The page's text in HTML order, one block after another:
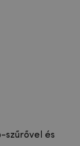
szűrővel és